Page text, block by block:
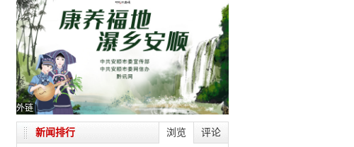
外链
浏览 评论
新闻排行